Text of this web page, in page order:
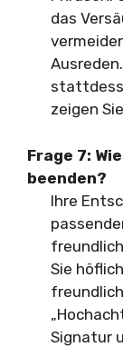
das
zeigen
Frage 7:
beenden?
Ihre
Sie
Signatur